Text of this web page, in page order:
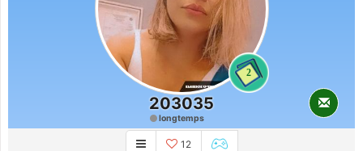
2
203035
longtemps
12